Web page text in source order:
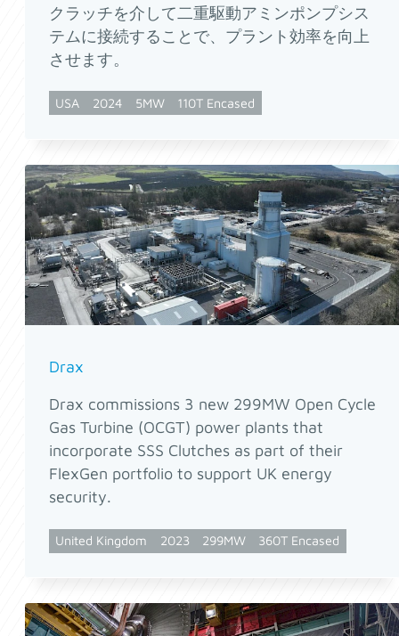
クラッチを介して二重駆動アミンポンプシス
テムに接続することで、プラント効率を向上
させます。
USA 2024 5MW 110T Encased
Drax
Drax commissions 3 new 299MW Open Cycle
Gas Turbine (OCGT) power plants that
incorporate SSS Clutches as part of their
FlexGen portfolio to support UK energy
security.
United Kingdom 2023 299MW 360T Encased